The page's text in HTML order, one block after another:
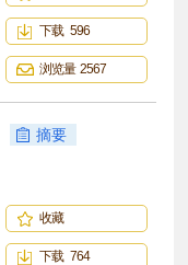
下载 596
浏览量 2567
摘要
收藏
下载 764